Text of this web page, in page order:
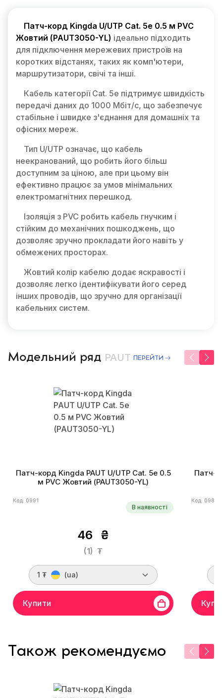
Патч-корд Kingda U/UTP Cat. 5e 0.5 м PVC
Жовтий (PAUT3050-YL) ідеально підходить
для підключення мережевих пристроїв на
коротких відстанях, таких як комп'ютери,
маршрутизатори, свічі та інші.
Кабель категорії Cat. 5e підтримує швидкість
передачі даних до 1000 Мбіт/с, що забезпечує
стабільне і швидке з'єднання для домашніх та
офісних мереж.
Тип U/UTP означає, що кабель
неекранований, що робить його більш
доступним за ціною, але при цьому він
ефективно працює за умов мінімальних
електромагнітних перешкод.
Ізоляція з PVC робить кабель гнучким і
стійким до механічних пошкоджень, що
дозволяє зручно прокладати його навіть у
обмежених просторах.
Жовтий колір кабелю додає яскравості і
дозволяє легко ідентифікувати його серед
інших проводів, що зручно для організації
кабельних систем.
Модельний ряд PAUT ПЕРЕЙТИ
Патч-корд Kingda PAUT U/UTP Cat. 5e 0.5
м PVC Жовтий (PAUT3050-YL)
Код: 0991
В наявності
46 ₴
(1) ₮
1 ₮ (ua)
Купити
Патч-
Код: 0985
Також рекомендуємо